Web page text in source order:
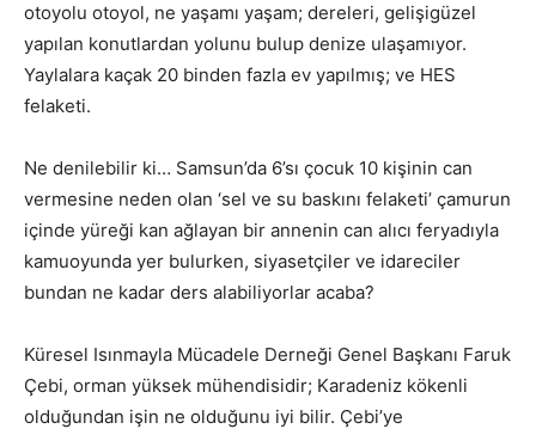
otoyolu otoyol, ne yaşamı yaşam; dereleri, gelişigüzel
yapılan konutlardan yolunu bulup denize ulaşamıyor.
Yaylalara kaçak 20 binden fazla ev yapılmış; ve HES
felaketi.
Ne denilebilir ki… Samsun’da 6’sı çocuk 10 kişinin can
vermesine neden olan ‘sel ve su baskını felaketi’ çamurun
içinde yüreği kan ağlayan bir annenin can alıcı feryadıyla
kamuoyunda yer bulurken, siyasetçiler ve idareciler
bundan ne kadar ders alabiliyorlar acaba?
Küresel Isınmayla Mücadele Derneği Genel Başkanı Faruk
Çebi, orman yüksek mühendisidir; Karadeniz kökenli
olduğundan işin ne olduğunu iyi bilir. Çebi’ye